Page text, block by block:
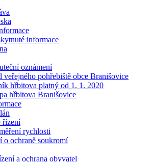
informace
oznámení
veřejného pohřebiště obce Branišovice
hřbitova platný od 1. 1. 2020
hřbitova Branišovice
řízení
rychlosti
o ochraně soukromí
a ochrana obyvatel